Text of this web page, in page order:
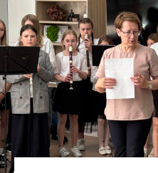
Dokumenty POPP
Zajęcia
Kontakt
BIP